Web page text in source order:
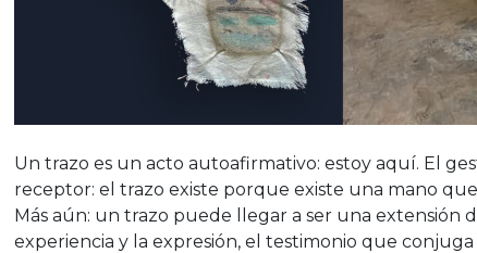
Un trazo es un acto autoafirmativo: estoy aquí. El
receptor: el trazo existe porque existe una mano
Más aún: un trazo puede llegar a ser una
experiencia y la expresión, el testimonio que